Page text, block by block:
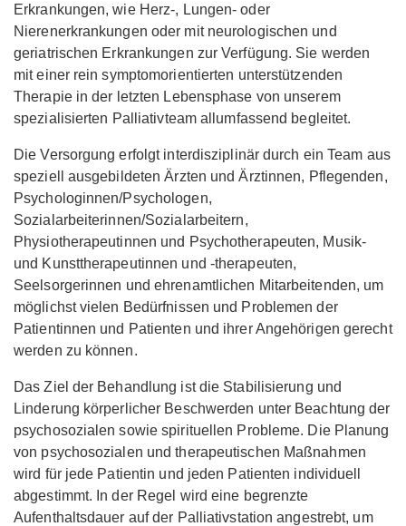
Erkrankungen, wie Herz-, Lungen- oder
Nierenerkrankungen oder mit neurologischen und
geriatrischen Erkrankungen zur Verfügung. Sie werden
mit einer rein symptomorientierten unterstützenden
Therapie in der letzten Lebensphase von unserem
spezialisierten Palliativteam allumfassend begleitet.
Die Versorgung erfolgt interdisziplinär durch ein Team aus
speziell ausgebildeten Ärzten und Ärztinnen, Pflegenden,
Psychologinnen/Psychologen,
Sozialarbeiterinnen/Sozialarbeitern,
Physiotherapeutinnen und Psychotherapeuten, Musik-
und Kunsttherapeutinnen und -therapeuten,
Seelsorgerinnen und ehrenamtlichen Mitarbeitenden, um
möglichst vielen Bedürfnissen und Problemen der
Patientinnen und Patienten und ihrer Angehörigen gerecht
werden zu können.
Das Ziel der Behandlung ist die Stabilisierung und
Linderung körperlicher Beschwerden unter Beachtung der
psychosozialen sowie spirituellen Probleme. Die Planung
von psychosozialen und therapeutischen Maßnahmen
wird für jede Patientin und jeden Patienten individuell
abgestimmt. In der Regel wird eine begrenzte
Aufenthaltsdauer auf der Palliativstation angestrebt, um